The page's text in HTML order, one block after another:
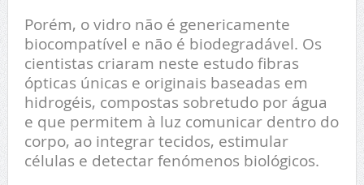
Porém, o vidro não é genericamente
biocompatível e não é biodegradável. Os
cientistas criaram neste estudo fibras
ópticas únicas e originais baseadas em
hidrogéis, compostas sobretudo por água
e que permitem à luz comunicar dentro do
corpo, ao integrar tecidos, estimular
células e detectar fenómenos biológicos.